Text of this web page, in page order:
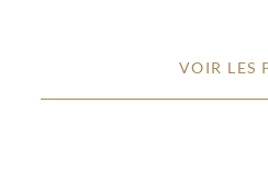
VOIR LES